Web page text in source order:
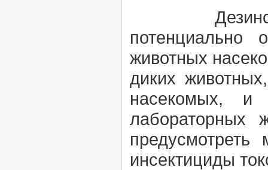
животных
диких
насекомых, и
лабораторных
инсектициды